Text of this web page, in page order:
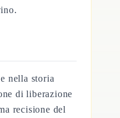
nella storia
di liberazione
recisione del